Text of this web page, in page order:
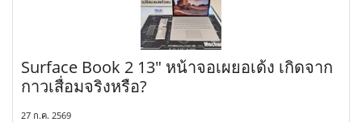
Surface Book 2 13" หน้าจอเผยอเด้ง เกิดจาก
กาวเสื่อมจริงหรือ?
27 ก.ค. 2569